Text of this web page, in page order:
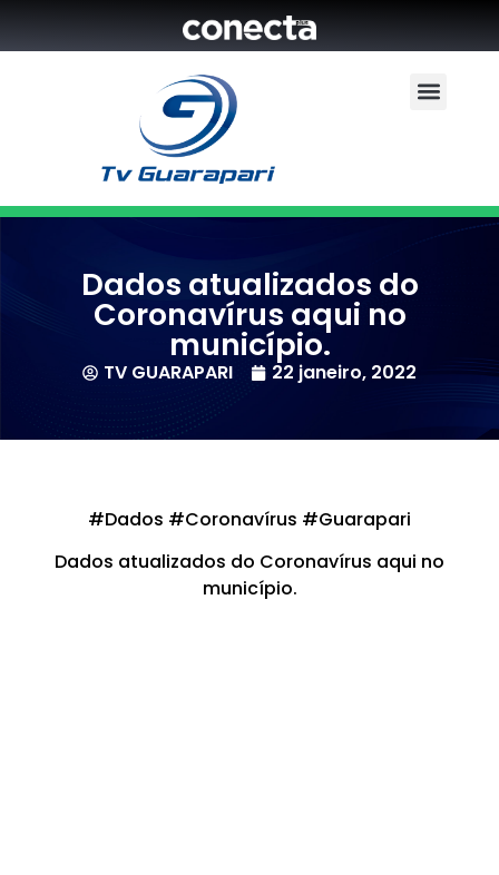
Dados atualizados do
Coronavírus aqui no
município.
TV GUARAPARI 22 janeiro, 2022
#Dados #Coronavírus #Guarapari
Dados atualizados do Coronavírus aqui no
município.